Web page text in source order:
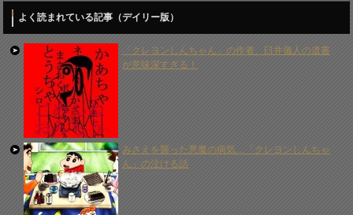
よく読まれている記事（デイリー版）
「クレヨンしんちゃん」の作者、臼井儀人の遺書
が意味深すぎる！
みさえを襲った悪魔の病気…「クレヨンしんちゃ
ん」の泣ける話